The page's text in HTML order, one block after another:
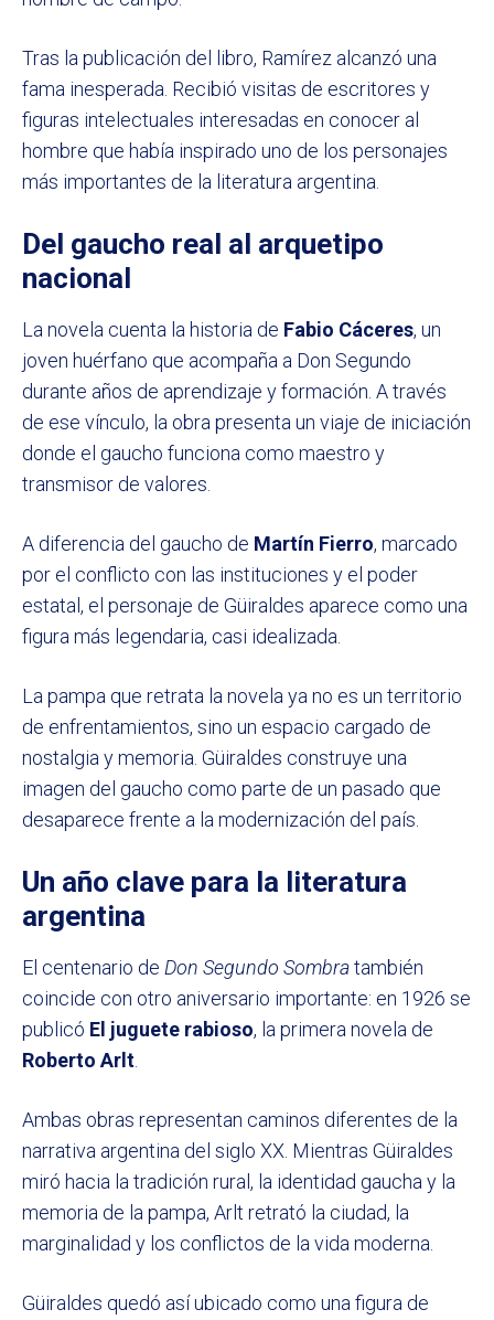
Tras la publicación del libro, Ramírez alcanzó una
fama inesperada. Recibió visitas de escritores y
figuras intelectuales interesadas en conocer al
hombre que había inspirado uno de los personajes
más importantes de la literatura argentina.
Del gaucho real al arquetipo
nacional
La novela cuenta la historia de Fabio Cáceres, un
joven huérfano que acompaña a Don Segundo
durante años de aprendizaje y formación. A través
de ese vínculo, la obra presenta un viaje de iniciación
donde el gaucho funciona como maestro y
transmisor de valores.
A diferencia del gaucho de Martín Fierro, marcado
por el conflicto con las instituciones y el poder
estatal, el personaje de Güiraldes aparece como una
figura más legendaria, casi idealizada.
La pampa que retrata la novela ya no es un territorio
de enfrentamientos, sino un espacio cargado de
nostalgia y memoria. Güiraldes construye una
imagen del gaucho como parte de un pasado que
desaparece frente a la modernización del país.
Un año clave para la literatura
argentina
El centenario de Don Segundo Sombratambién
coincide con otro aniversario importante: en 1926 se
publicó El juguete rabioso, la primera novela de
Roberto Arlt.
Ambas obras representan caminos diferentes de la
narrativa argentina del siglo XX. Mientras Güiraldes
miró hacia la tradición rural, la identidad gaucha y la
memoria de la pampa, Arlt retrató la ciudad, la
marginalidad y los conflictos de la vida moderna.
Güiraldes quedó así ubicado como una figura de